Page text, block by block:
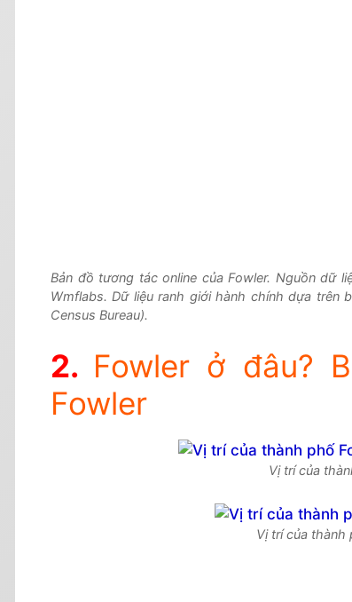
Bản đồ tương tác online của Fowler. Nguồn dữ
Wmflabs. Dữ liệu ranh giới hành chính dựa trên
Census Bureau).
Fowler ở đâu?
Fowler
Vị trí của
Vị trí của thành